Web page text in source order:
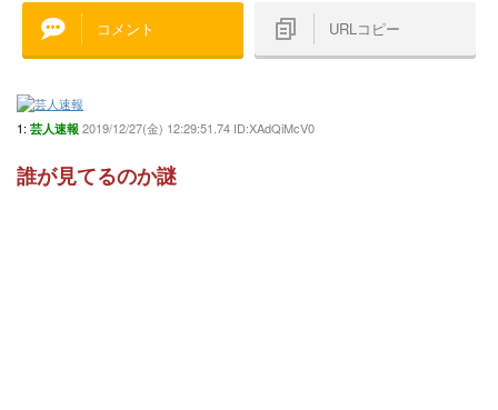
コメント URLコピー
1: 芸人速報 2019/12/27(金) 12:29:51.74 ID:XAdQiMcV0
誰が見てるのか謎